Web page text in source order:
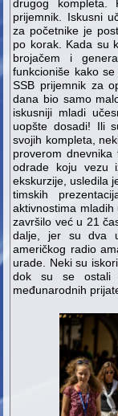
drugog
prijemnik. Iskusni
za početnike je
po korak. Kada su
brojačem i
funkcioniše kako
SSB prijemnik za
dana bio samo
iskusniji mladi
uopšte dosadi! Ili
svojih kompleta,
proverom
odrade koju vezu
ekskurzije, usledila
timskih
aktivnostima
završilo već u 21
dalje, jer su dva
američkog radio
urade. Neki su
dok su se ostali
međunarodnih